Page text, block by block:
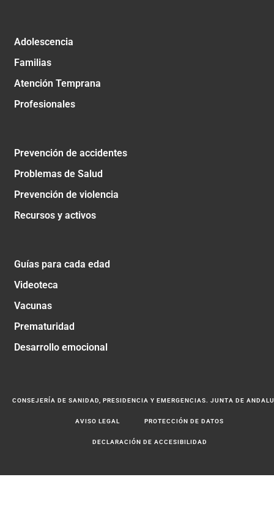
Adolescencia
Familias
Atención Temprana
Profesionales
Prevención de accidentes
Problemas de Salud
Prevención de violencia
Recursos y activos
Guías para cada edad
Videoteca
Vacunas
Prematuridad
Desarrollo emocional
CONSEJERÍA DE SANIDAD, PRESIDENCIA Y EMERGENCIAS. JUNTA DE
AVISO LEGAL PROTECCIÓN DE DATOS
DECLARACIÓN DE ACCESIBILIDAD